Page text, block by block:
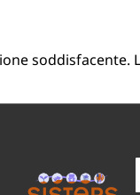
soddisfacente.